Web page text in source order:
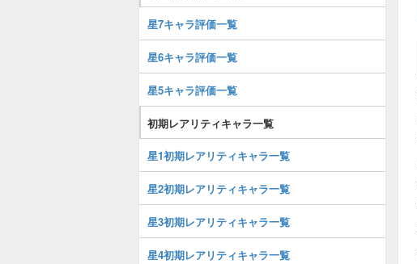
星7キャラ評価一覧
星6キャラ評価一覧
星5キャラ評価一覧
初期レアリティキャラ一覧
星1初期レアリティキャラ一覧
星2初期レアリティキャラ一覧
星3初期レアリティキャラ一覧
星4初期レアリティキャラ一覧